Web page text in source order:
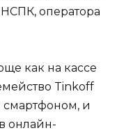
оператора
как на кассе
Tinkoff
смартфоном, и
онлайн-